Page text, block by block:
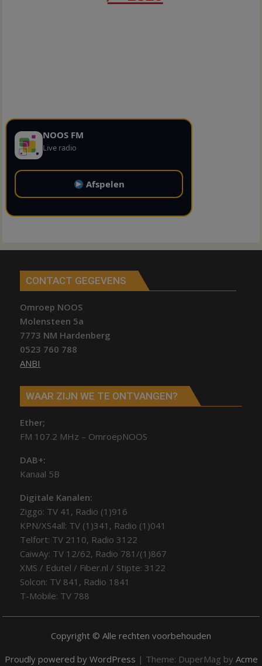
NOOS FM
Live radio
Afspelen
CONTACT GEGEVENS
Omroep NOOS
Molensteen 5a
7773 NM Hardenberg
0523 760 788
ANBI
WAAR ZIJN WE TE ONTVANGEN?
Ether;
FM 107.2 MHz – OmroepNOOS
DAB+:
Kanaal 5B
Digitale Kanalen:
Ziggo: TV 41, Radio (1)916
KPN/XS4all: TV (1)341, Radio (1)041
Telfort: TV 2110, Radio 3122
CaiwAy: TV 12/62, Radio 781/(1)867
XMS / Edutel / Fiber.nl / Stipte: 3122
Solcon: TV 841, Radio 1841
T-Mobile: TV 788
Copyright © Alle rechten voorbehouden
Proudly powered by WordPress | Theme: DuperMag by Acme